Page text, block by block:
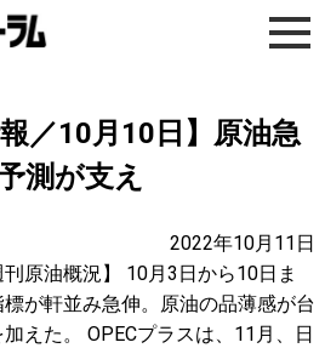
／10月10日】原油急
測が支え
2022年10月11日
刊原油概況】 10月3日から10日ま
が軒並み急伸。原油の品薄感が台
えた。 OPECプラスは、11月、日